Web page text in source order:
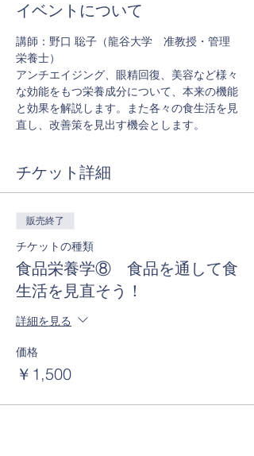
イベントについて
講師：野口 聡子（龍谷大学　准教授・管理
アンチエイジング、眼精回復、美容など様々
な効能をもつ栄養成分について、本来の機能
と効果を解説します。また各々の食生活を見
直し、改善策を見出す機会とします。
チケット詳細
販売終了
チケットの種類
食品栄養学⑧ 食品を通して食
生活を見直そう！
詳細を見る
価格
￥1,500